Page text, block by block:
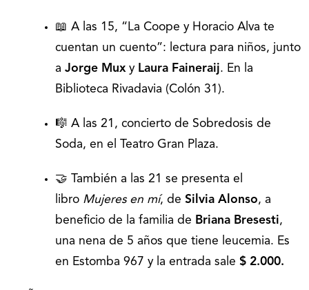
📖 A las 15, “La Coope y Horacio Alva te
cuentan un cuento”: lectura para niños, junto
a Jorge Muxy Laura Faineraij. En la
Biblioteca Rivadavia (Colón 31).
🎼 A las 21, concierto de Sobredosis de
Soda, en el Teatro Gran Plaza.
🤝 También a las 21 se presenta el
libro Mujeres en mí, de Silvia Alonso, a
beneficio de la familia de Briana Bresesti,
una nena de 5 años que tiene leucemia. Es
en Estomba 967 y la entrada sale $ 2.000.